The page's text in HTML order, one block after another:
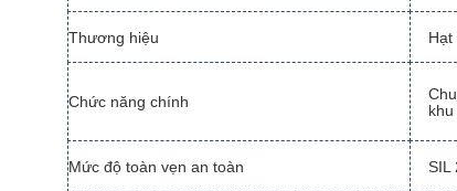
Thương hiệu Hạt
Chức năng chính
Mức độ toàn vẹn an toàn SIL